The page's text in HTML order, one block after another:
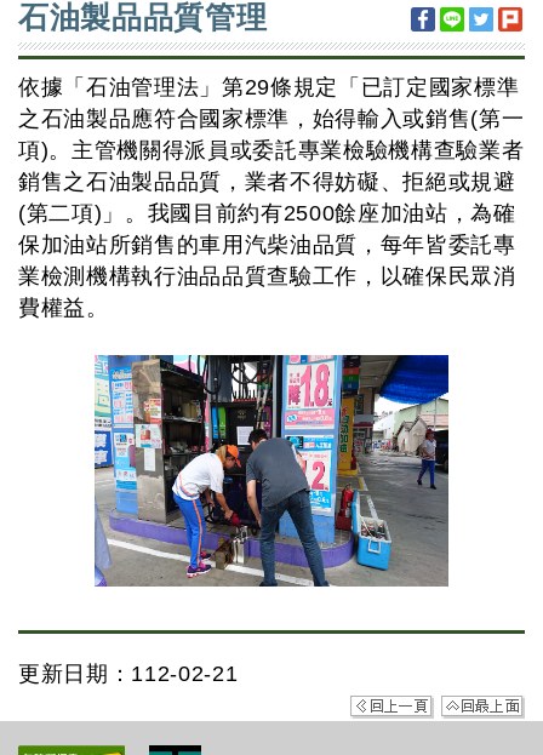
石油製品品質管理
依據「石油管理法」第29條規定「已訂定國家標準
之石油製品應符合國家標準，始得輸入或銷售(第一
項)。主管機關得派員或委託專業檢驗機構查驗業者
銷售之石油製品品質，業者不得妨礙、拒絕或規避
(第二項)」。我國目前約有2500餘座加油站，為確
保加油站所銷售的車用汽柴油品質，每年皆委託專
業檢測機構執行油品品質查驗工作，以確保民眾消
費權益。
更新日期：112-02-21